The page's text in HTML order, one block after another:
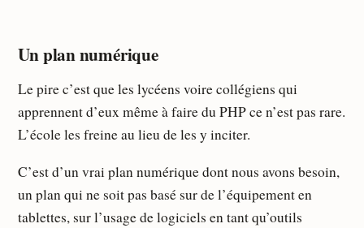
Un plan numérique
Le pire c’est que les lycéens voire collégiens qui
apprennent d’eux même à faire du PHP ce n’est pas rare.
L’école les freine au lieu de les y inciter.
C’est d’un vrai plan numérique dont nous avons besoin,
un plan qui ne soit pas basé sur de l’équipement en
tablettes, sur l’usage de logiciels en tant qu’outils